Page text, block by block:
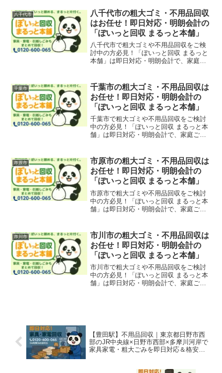
佐倉駅エリアもサポートしています。
八千代市
八千代市の粗大ゴミ・不用品回収
はお任せ！即日対応・明朗会計の
「ぽいっと回収 まるっと本舗」
八千代市で粗大ゴミや不用品回収をご検
討中の方必見！「ぽいっと回収 まるっと
本舗」は即日対応・明朗会計で、家庭ご
台・勝田台・大和田・緑が丘エリアも対
応可能です。
千葉市
千葉市の粗大ゴミ・不用品回収は
お任せ！即日対応・明朗会計の
「ぽいっと回収 まるっと本舗」
千葉市で粗大ゴミや不用品回収をご検討
中の方必見！「ぽいっと回収 まるっと本
舗」は即日対応・明朗会計で、家庭ご
見川区、緑区、美浜区、若葉区エリアも
対応可能です。
市原市
市原市の粗大ゴミ・不用品回収は
お任せ！即日対応・明朗会計の
「ぽいっと回収 まるっと本舗」
市原市で粗大ゴミや不用品回収をご検討
中の方必見！「ぽいっと回収 まるっと本
舗」は即日対応・明朗会計で、家庭ご
辰巳台エリアも対応可能です。
市川市
市川市の粗大ゴミ・不用品回収は
お任せ！即日対応・明朗会計の
「ぽいっと回収 まるっと本舗」
市川市で粗大ゴミや不用品回収をご検討
中の方必見！「ぽいっと回収 まるっと本
舗」は即日対応・明朗会計で、家庭ご
【豊田駅】不用品回収｜東京都日野市西
部のJR中央線×日野市西部×多摩川河岸で
家具家電・粗大ごみを即日対応＆格安処